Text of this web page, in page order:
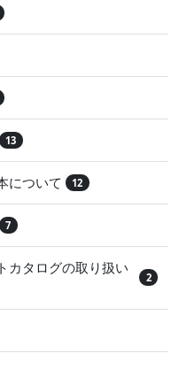
13
について 12
7
カタログの取り扱い
2